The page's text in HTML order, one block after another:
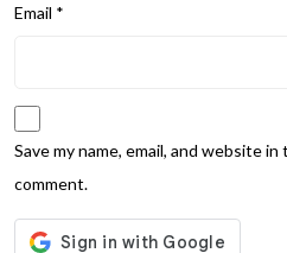
Email *
Save my name, email, and website
comment.